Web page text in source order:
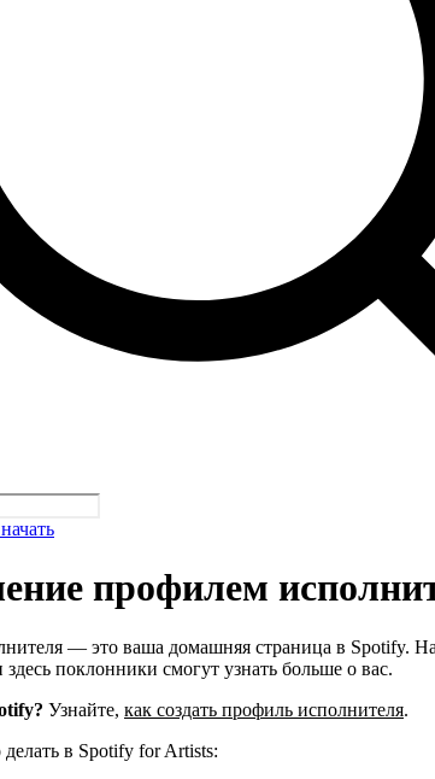
профилем
— это ваша домашняя страница в Spotify.
поклонники смогут узнать больше о вас.
Узнайте, как создать профиль исполнителя.
в Spotify for Artists: